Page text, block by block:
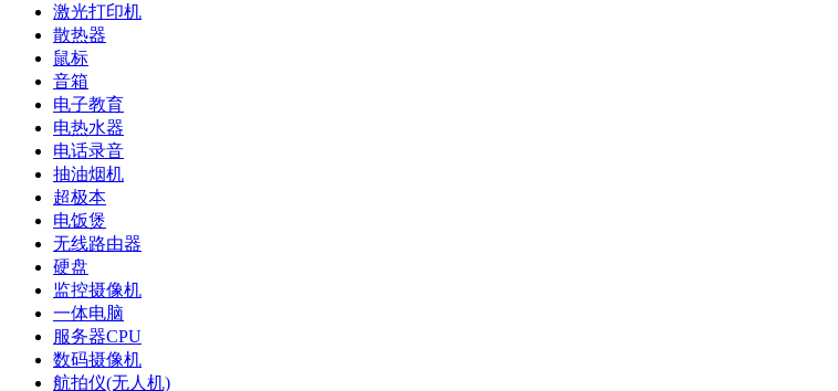
激光打印机
散热器
鼠标
音箱
电子教育
电热水器
电话录音
抽油烟机
超极本
电饭煲
无线路由器
硬盘
监控摄像机
一体电脑
服务器CPU
数码摄像机
航拍仪(无人机)